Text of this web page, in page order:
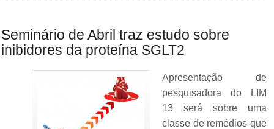
Seminário de Abril traz estudo sobre
inibidores da proteína SGLT2
Apresentação de
pesquisadora do LIM
13 será sobre uma
classe de remédios que